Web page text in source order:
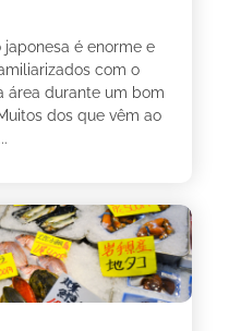
é enorme e
com o
área durante um bom
dos que vêm ao